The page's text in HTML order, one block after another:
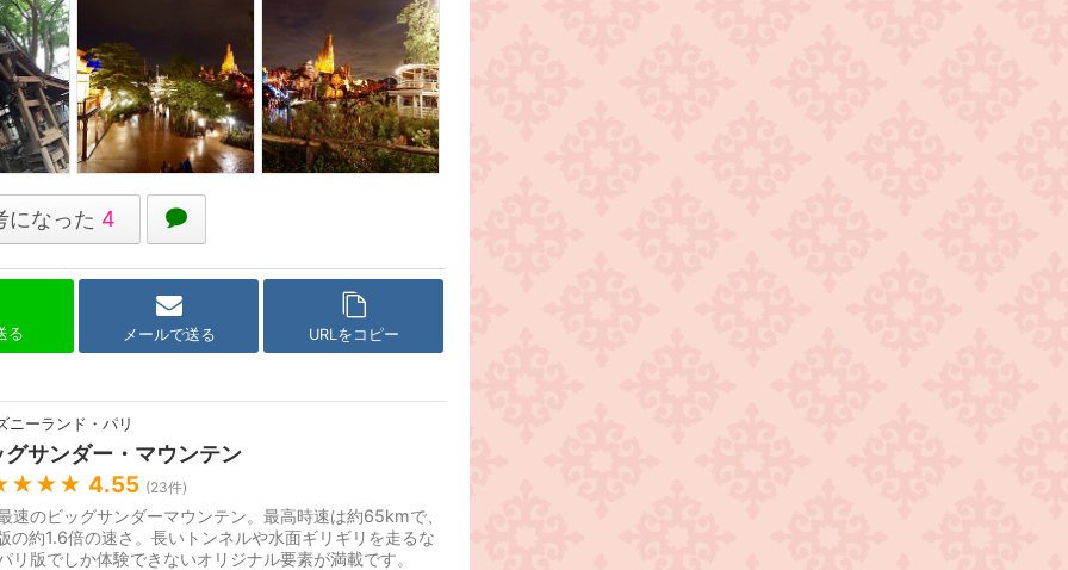
になった 4
る メールで送る URLをコピー
ニーランド・パリ
グサンダー・マウンテン
4.55 (23件)
速のビッグサンダーマウンテン。最高時速は約65kmで、
の約1.6倍の速さ。長いトンネルや水面ギリギリを走るな
リ版でしか体験できないオリジナル要素が満載です。